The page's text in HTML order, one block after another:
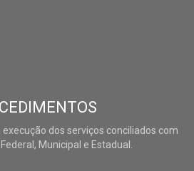
dos serviços conciliados com
Municipal e Estadual.